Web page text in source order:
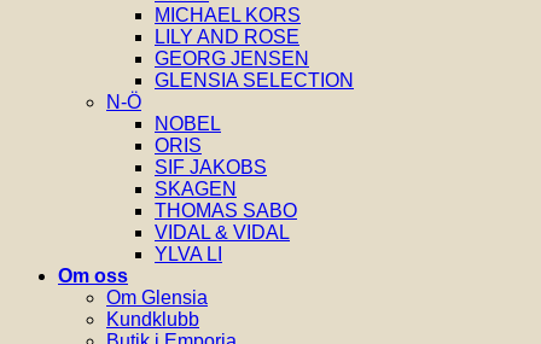
MICHAEL KORS
LILY AND ROSE
GEORG JENSEN
GLENSIA SELECTION
N-Ö
NOBEL
ORIS
SIF JAKOBS
SKAGEN
THOMAS SABO
VIDAL & VIDAL
YLVA LI
Om oss
Om Glensia
Kundklubb